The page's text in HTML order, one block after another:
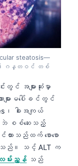
steatosis—
စွာ၏ ဂန္တဝင် တစ်
င် အများဆုံးမှာ
ားမပေါ်ခင်တွင်
၊ ခါးအကျယ်
ဘဲ စစ်ဆေးသည့်
ထားသည်ထက် စောစော
တ်သည်။ သင့် ALT က
လမ်းညွှန် သည်